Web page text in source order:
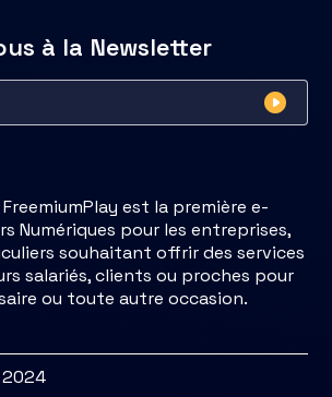
à la Newsletter
est la première e-
Numériques pour les entreprises,
souhaitant offrir des services
salariés, clients ou proches pour
ou toute autre occasion.
2024